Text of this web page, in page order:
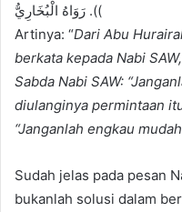
)). رَوَاهُ الْبُخَارِيُّ
Artinya: “Dari Abu
berkata kepada Nabi
Sabda Nabi SAW:
diulanginya permintaan
“Janganlah engkau
Sudah jelas pada pesan
bukanlah solusi dalam